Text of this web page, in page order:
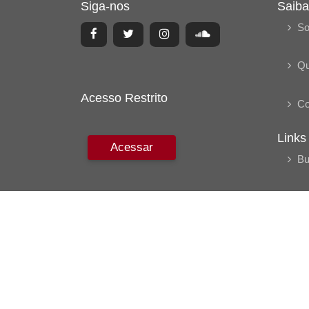
Siga-nos
Acesso Restrito
Acessar